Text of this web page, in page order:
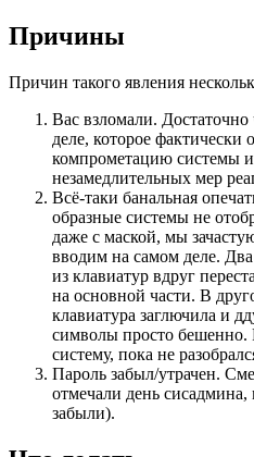
Причины
Причин такого явления
Вас взломали. Достаточно
деле, которое фактически
компрометацию системы и
незамедлительных мер
Всё-таки банальная
образные системы не
даже с маской, мы
вводим на самом деле.
из клавиатур вдруг
на основной части. В
клавиатура заглючила и
символы просто бешенно.
систему, пока не
Пароль забыл/утрачен.
отмечали день
забыли).